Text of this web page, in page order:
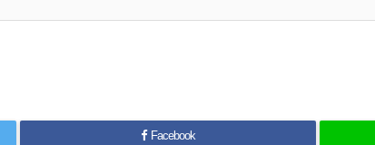
Facebook